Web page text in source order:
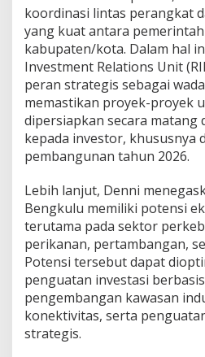
koordinasi lintas perangkat
yang kuat antara
kabupaten/kota. Dalam hal
Investment Relations Unit
peran strategis sebagai
memastikan proyek-proyek
dipersiapkan secara matang
kepada investor, khususnya
pembangunan tahun 2026.
Lebih lanjut, Denni
Bengkulu memiliki potensi
terutama pada sektor
perikanan, pertambangan,
Potensi tersebut dapat
penguatan investasi
pengembangan kawasan
konektivitas, serta
strategis.